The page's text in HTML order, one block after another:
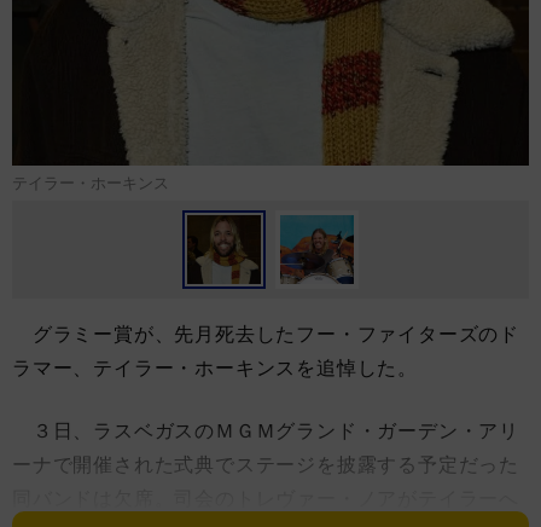
テイラー・ホーキンス
グラミー賞が、先月死去したフー・ファイターズのド
ラマー、テイラー・ホーキンスを追悼した。
３日、ラスベガスのＭＧＭグランド・ガーデン・アリ
ーナで開催された式典でステージを披露する予定だった